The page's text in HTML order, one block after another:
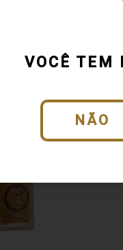
VOCÊ TEM
NÃO